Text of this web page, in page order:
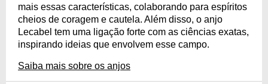
mais essas características, colaborando para espíritos
cheios de coragem e cautela. Além disso, o anjo
Lecabel tem uma ligação forte com as ciências exatas,
inspirando ideias que envolvem esse campo.
Saiba mais sobre os anjos